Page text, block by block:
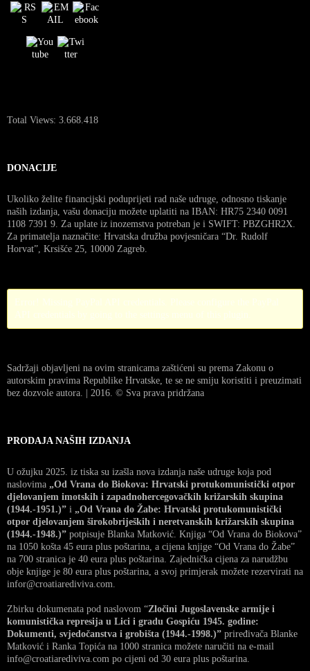
Total Views: 3.668.418
DONACIJE
Ukoliko želite financijski poduprijeti rad naše udruge, odnosno tiskanje
naših izdanja, vašu donaciju možete uplatiti na IBAN: HR75 2340 0091
1108 7391 9. Za uplate iz inozemstva potreban je i SWIFT: PBZGHR2X.
Za primatelja naznačite: Hrvatska družba povjesničara “Dr. Rudolf
Horvat”, Krsišće 25, 10000 Zagreb.
Sadržaji objavljeni na ovim stranicama zaštićeni su prema Zakonu o
autorskim pravima Republike Hrvatske, te se ne smiju koristiti i preuzimati
bez dozvole autora. | 2016. © Sva prava pridržana
PRODAJA NAŠIH IZDANJA
U ožujku 2025. iz tiska su izašla nova izdanja naše udruge koja pod
naslovima „Od Vrana do Biokova: Hrvatski protukomunistički otpor
djelovanjem imotskih i zapadnohercegovačkih križarskih skupina
(1944.-1951.)” i „Od Vrana do Žabe: Hrvatski protukomunistički
otpor djelovanjem širokobrijeških i neretvanskih križarskih skupina
(1944.-1948.)” potpisuje Blanka Matković. Knjiga “Od Vrana do Biokova”
na 1050 košta 45 eura plus poštarina, a cijena knjige “Od Vrana do Žabe”
na 700 stranica je 40 eura plus poštarina. Zajednička cijena za narudžbu
obje knjige je 80 eura plus poštarina, a svoj primjerak možete rezervirati na
infor@croatiarediviva.com.
Zbirku dokumenata pod naslovom “Zločini Jugoslavenske armije i
komunistička represija u Lici i gradu Gospiću 1945. godine:
Dokumenti, svjedočanstva i grobišta (1944.-1998.)” priređivača Blanke
Matković i Ranka Topića na 1000 stranica možete naručiti na e-mail
info@croatiarediviva.com po cijeni od 30 eura plus poštarina.